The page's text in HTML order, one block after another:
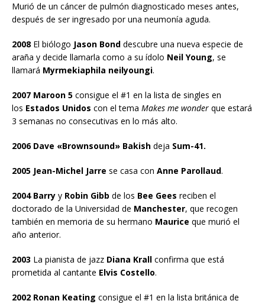
Murió de un cáncer de pulmón diagnosticado meses antes,
después de ser ingresado por una neumonía aguda.
2008 El biólogo Jason Bond descubre una nueva especie de
araña y decide llamarla como a su ídolo Neil Young, se
llamará Myrmekiaphila neilyoungi.
2007 Maroon 5 consigue el #1 en la lista de singles en
los Estados Unidos con el tema Makes me wonder que estará
3 semanas no consecutivas en lo más alto.
2006 Dave «Brownsound» Bakish deja Sum-41.
2005 Jean-Michel Jarre se casa con Anne Parollaud.
2004 Barry y Robin Gibb de los Bee Gees reciben el
doctorado de la Universidad de Manchester, que recogen
también en memoria de su hermano Maurice que murió el
año anterior.
2003 La pianista de jazz Diana Krall confirma que está
prometida al cantante Elvis Costello.
2002 Ronan Keating consigue el #1 en la lista británica de